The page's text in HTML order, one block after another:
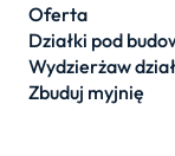
Oferta
Działki pod
Wydzierżaw
Zbuduj myjnię